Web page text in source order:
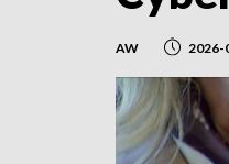
AW 2026-